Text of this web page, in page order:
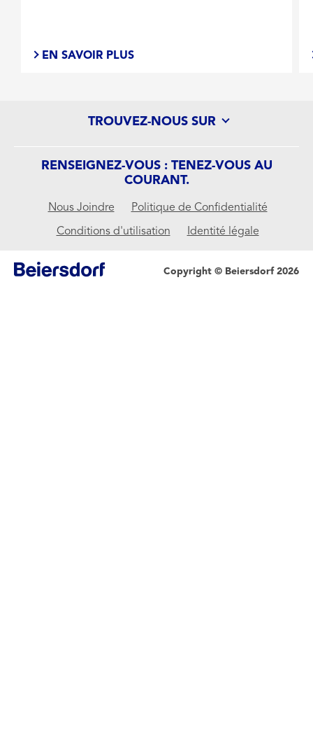
EN SAVOIR PLUS
RENSEIGNEZ-VOUS : TENEZ-VOUS AU
COURANT.
Nous Joindre
Politique de Confidentialité
Conditions d'utilisation
Identité légale
TROUVEZ-NOUS SUR
Copyright © Beiersdorf 2026